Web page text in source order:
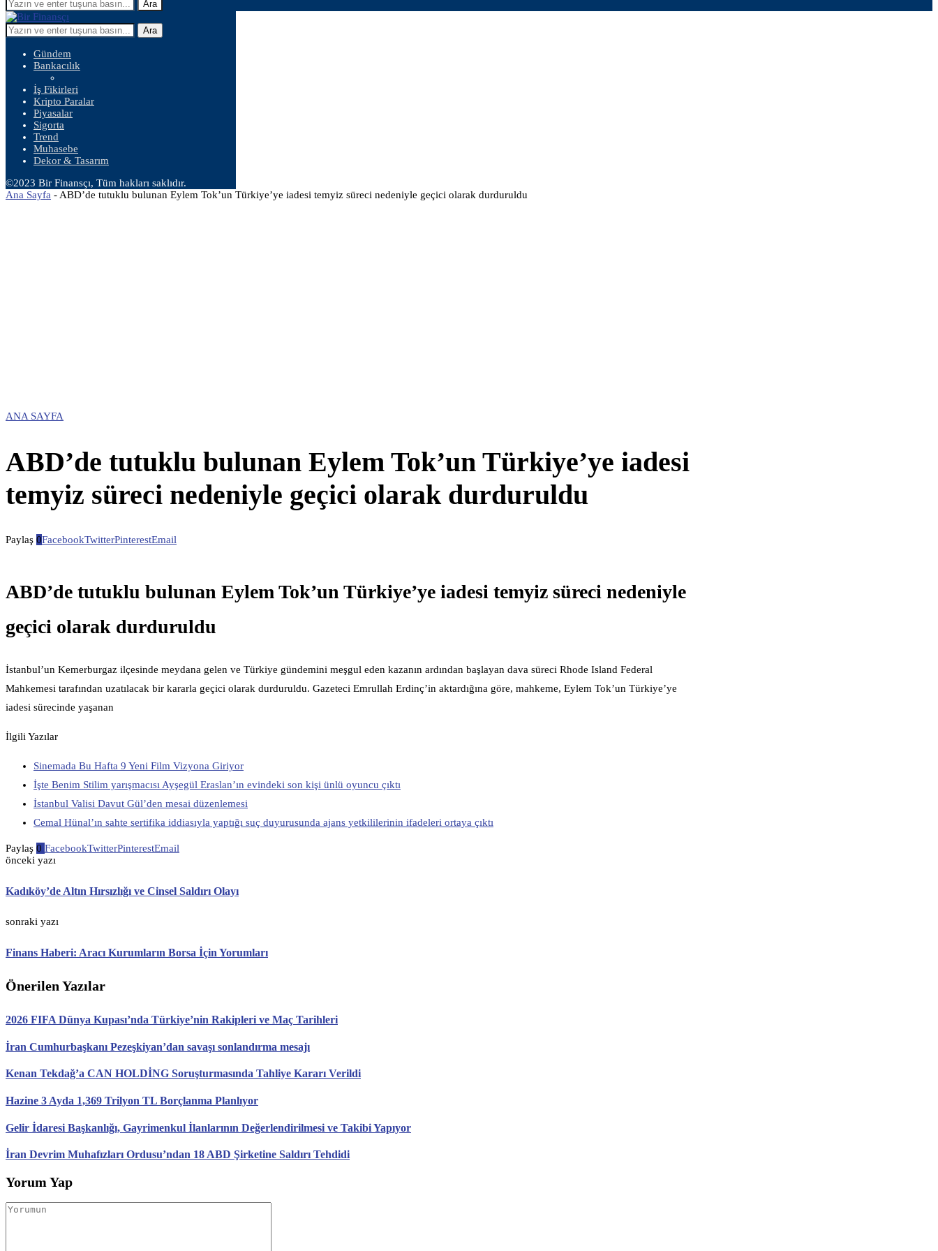
Ara
Ara
Gündem
Bankacılık
İş Fikirleri
Kripto Paralar
Piyasalar
Sigorta
Trend
Muhasebe
Dekor & Tasarım
©2023 Bir Finansçı, Tüm hakları saklıdır.
Ana Sayfa - ABD’de tutuklu bulunan Eylem Tok’un Türkiye’ye iadesi temyiz süreci nedeniyle geçici olarak durduruldu
ANA SAYFA
ABD’de tutuklu bulunan Eylem Tok’un Türkiye’ye iadesi
temyiz süreci nedeniyle geçici olarak durduruldu
Paylaş 0FacebookTwitterPinterestEmail
ABD’de tutuklu bulunan Eylem Tok’un Türkiye’ye iadesi temyiz süreci nedeniyle
geçici olarak durduruldu
İstanbul’un Kemerburgaz ilçesinde meydana gelen ve Türkiye gündemini meşgul eden kazanın ardından başlayan dava süreci Rhode Island Federal
Mahkemesi tarafından uzatılacak bir kararla geçici olarak durduruldu. Gazeteci Emrullah Erdinç’in aktardığına göre, mahkeme, Eylem Tok’un Türkiye’ye
iadesi sürecinde yaşanan
İlgili Yazılar
Sinemada Bu Hafta 9 Yeni Film Vizyona Giriyor
İşte Benim Stilim yarışmacısı Ayşegül Eraslan’ın evindeki son kişi ünlü oyuncu çıktı
İstanbul Valisi Davut Gül’den mesai düzenlemesi
Cemal Hünal’ın sahte sertifika iddiasıyla yaptığı suç duyurusunda ajans yetkililerinin ifadeleri ortaya çıktı
Paylaş 0 FacebookTwitterPinterestEmail
önceki yazı
Kadıköy’de Altın Hırsızlığı ve Cinsel Saldırı Olayı
sonraki yazı
Finans Haberi: Aracı Kurumların Borsa İçin Yorumları
Önerilen Yazılar
2026 FIFA Dünya Kupası’nda Türkiye’nin Rakipleri ve Maç Tarihleri
İran Cumhurbaşkanı Pezeşkiyan’dan savaşı sonlandırma mesajı
Kenan Tekdağ’a CAN HOLDİNG Soruşturmasında Tahliye Kararı Verildi
Hazine 3 Ayda 1,369 Trilyon TL Borçlanma Planlıyor
Gelir İdaresi Başkanlığı, Gayrimenkul İlanlarının Değerlendirilmesi ve Takibi Yapıyor
İran Devrim Muhafızları Ordusu’ndan 18 ABD Şirketine Saldırı Tehdidi
Yorum Yap